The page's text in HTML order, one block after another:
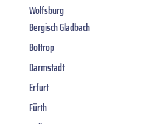
Wolfsburg
Bergisch Gladbach
Bottrop
Darmstadt
Erfurt
Fürth